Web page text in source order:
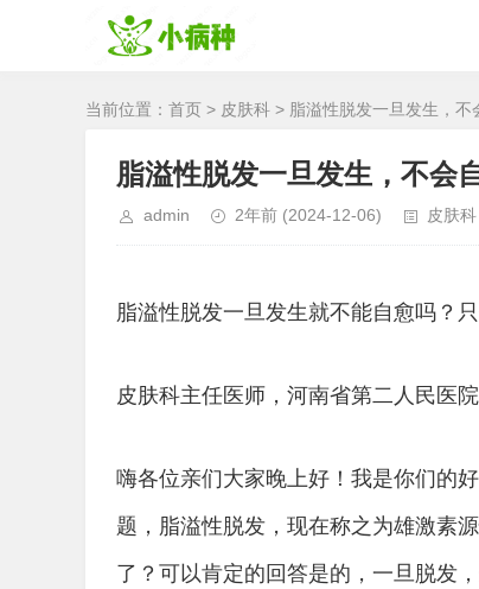
当前位置： 首页 > 皮肤科 > 脂溢性脱发一旦发生，
脂溢性脱发一旦发生，不会
admin 2年前 (2024-12-06) 皮肤科
脂溢性脱发一旦发生就不能自愈吗？
皮肤科主任医师，河南省第二人民医院
嗨各位亲们大家晚上好！我是你们的
题，脂溢性脱发，现在称之为雄激素
了？可以肯定的回答是的，一旦脱发